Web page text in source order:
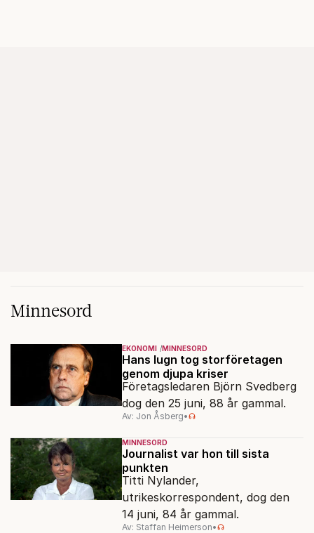
Minnesord
EKONOMI MINNESORD
Hans lugn tog storföretagen
genom djupa kriser
Företagsledaren Björn Svedberg
dog den 25 juni, 88 år gammal.
Av: Jon Åsberg•
MINNESORD
Journalist var hon till sista
punkten
Titti Nylander,
utrikeskorrespondent, dog den
14 juni, 84 år gammal.
Av: Staffan Heimerson•